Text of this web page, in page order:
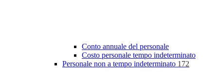
Conto annuale del personale
Costo personale tempo indeterminato
Personale non a tempo indeterminato 172